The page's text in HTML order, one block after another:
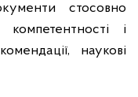
стосовно
і
наукові